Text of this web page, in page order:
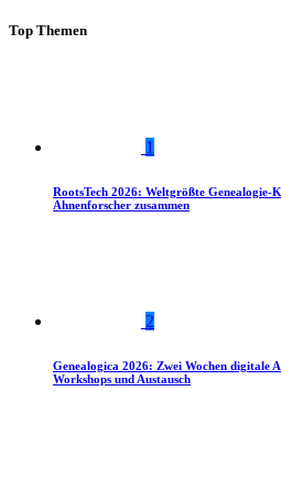
Top Themen
1
RootsTech 2026: Weltgrößte
Ahnenforscher zusammen
2
Genealogica 2026: Zwei Wochen digitale
Workshops und Austausch